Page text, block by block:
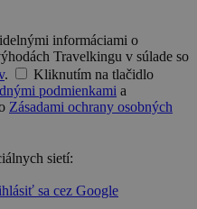
informáciami o
Travelkingu v súlade so
.
Kliknutím na tlačidlo
podmienkami a
Zásadami ochrany osobných
sietí:
sa cez Google